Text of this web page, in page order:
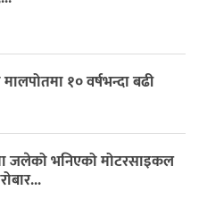
१० वर्षभन्दा बढी
जलेको भनिएको मोटरसाइकल